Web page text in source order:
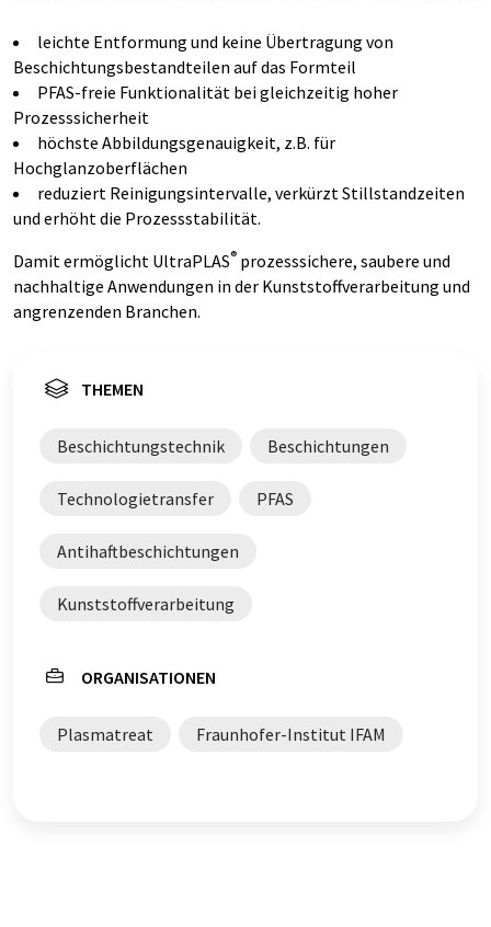
leichte Entformung und keine Übertragung von
Beschichtungsbestandteilen auf das Formteil
PFAS-freie Funktionalität bei gleichzeitig hoher
Prozesssicherheit
höchste Abbildungsgenauigkeit, z.B. für
Hochglanzoberflächen
reduziert Reinigungsintervalle, verkürzt Stillstandzeiten
und erhöht die Prozessstabilität.
Damit ermöglicht UltraPLAS® prozesssichere, saubere und
nachhaltige Anwendungen in der Kunststoffverarbeitung und
angrenzenden Branchen.
THEMEN
Beschichtungstechnik Beschichtungen
Technologietransfer PFAS
Antihaftbeschichtungen
Kunststoffverarbeitung
ORGANISATIONEN
Plasmatreat Fraunhofer-Institut IFAM